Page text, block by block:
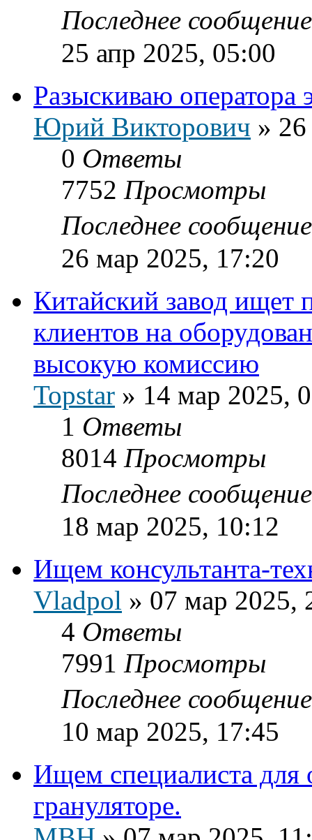
Последнее
25 апр 2025, 05:00
Разыскиваю оператора
Юрий Викторович »
0 Ответы
7752 Просмотры
Последнее
26 мар 2025, 17:20
Китайский завод ищет
клиентов на
высокую комиссию
Topstar » 14 мар 2025,
1 Ответы
8014 Просмотры
Последнее
18 мар 2025, 10:12
Ищем консультанта-
Vladpol » 07 мар 2025,
4 Ответы
7991 Просмотры
Последнее
10 мар 2025, 17:45
Ищем специалиста для
грануляторе.